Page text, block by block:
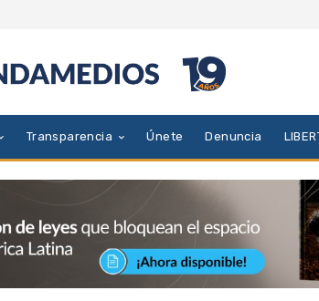
Transparencia Únete Denuncia